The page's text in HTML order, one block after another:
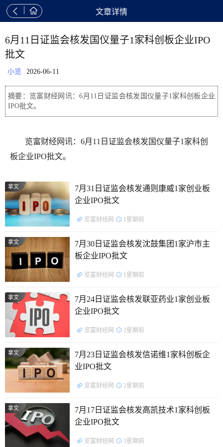
  文章详情
6月11日证监会核发国仪量子1家科创板企业IPO
批文
小览 2026-06-11
摘要：览富财经网讯：6月11日证监会核发国仪量子1家科创板企业
IPO批文。
览富财经网讯：6月11日证监会核发国仪量子1家科创
板企业IPO批文。
拿文
7月31日证监会核发通则康威1家创业板
企业IPO批文
览富财经网 1星期前
拿文
7月30日证监会核发沈鼓集团1家沪市主
板企业IPO批文
览富财经网 1星期前
拿文
7月24日证监会核发联亚药业1家创业板
企业IPO批文
览富财经网 2星期前
拿文
7月23日证监会核发信诺维1家科创板企
业IPO批文
览富财经网 2星期前
拿文
7月17日证监会核发高凯技术1家科创板
企业IPO批文
览富财经网 3星期前